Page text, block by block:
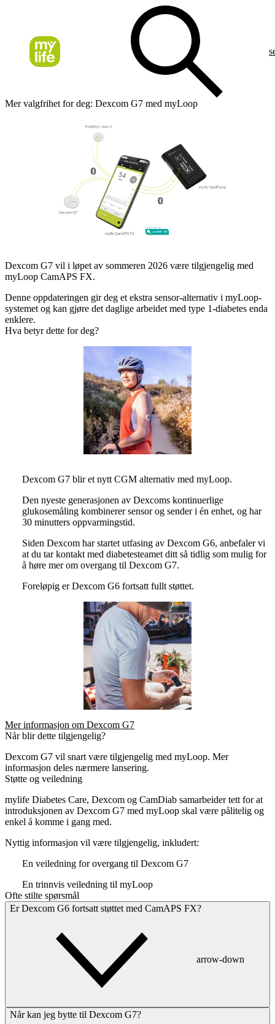
Mer valgfrihet for deg: Dexcom G7 med myLoop
Dexcom G7 vil i løpet av sommeren 2026 være tilgjengelig med
myLoop CamAPS FX.
Denne oppdateringen gir deg et ekstra sensor-alternativ i myLoop-
systemet og kan gjøre det daglige arbeidet med type 1-diabetes enda
enklere.
Hva betyr dette for deg?
Dexcom G7 blir et nytt CGM alternativ med myLoop.
Den nyeste generasjonen av Dexcoms kontinuerlige
glukosemåling kombinerer sensor og sender i én enhet, og har
30 minutters oppvarmingstid.
Siden Dexcom har startet utfasing av Dexcom G6, anbefaler vi
at du tar kontakt med diabetesteamet ditt så tidlig som mulig for
å høre mer om overgang til Dexcom G7.
Foreløpig er Dexcom G6 fortsatt fullt støttet.
Mer informasjon om Dexcom G7
Når blir dette tilgjengelig?
Dexcom G7 vil snart være tilgjengelig med myLoop. Mer
informasjon deles nærmere lansering.
Støtte og veiledning
mylife Diabetes Care, Dexcom og CamDiab samarbeider tett for at
introduksjonen av Dexcom G7 med myLoop skal være pålitelig og
enkel å komme i gang med.
Nyttig informasjon vil være tilgjengelig, inkludert:
En veiledning for overgang til Dexcom G7
En trinnvis veiledning til myLoop
Ofte stilte spørsmål
Er Dexcom G6 fortsatt støttet med CamAPS FX?
arrow-down
Når kan jeg bytte til Dexcom G7?